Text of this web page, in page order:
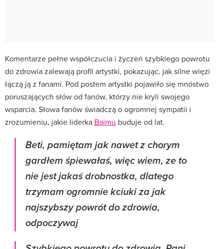
Komentarze pełne współczucia i życzeń szybkiego powrotu
do zdrowia zalewają profil artystki, pokazując, jak silne więzi
łączą ją z fanami. Pod postem artystki pojawiło się mnóstwo
poruszających słów od fanów, którzy nie kryli swojego
wsparcia. Słowa fanów świadczą o ogromnej sympatii i
zrozumieniu, jakie liderka Bajmu buduje od lat.
Beti, pamiętam jak nawet z chorym
gardłem śpiewałaś, więc wiem, ze to
nie jest jakaś drobnostka, dlatego
trzymam ogromnie kciuki za jak
najszybszy powrót do zdrowia,
odpoczywaj